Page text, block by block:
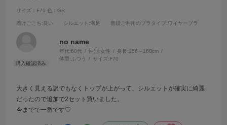
サイズ：F70 色：GR
着けごこち:良い シルエット :満足 普段ご利用のブラタイプ :ワイヤーブラ
no name
年代:60代 性別:女性 身長:156～160cm
体型: ふつう サイズ:F70
大きく見える訳でもなくトップが上がって、シルエットが確実に綺麗
だったので追加で2セット買いました。
今までで一番です♡